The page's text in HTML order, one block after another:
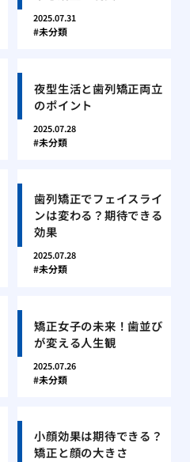
2025.07.31
未分類
夜型生活と歯列矯正両立
のポイント
2025.07.28
未分類
歯列矯正でフェイスライ
ンは変わる？期待できる
効果
2025.07.28
未分類
矯正女子の未来！歯並び
が変える人生観
2025.07.26
未分類
小顔効果は期待できる？
矯正と顔の大きさ